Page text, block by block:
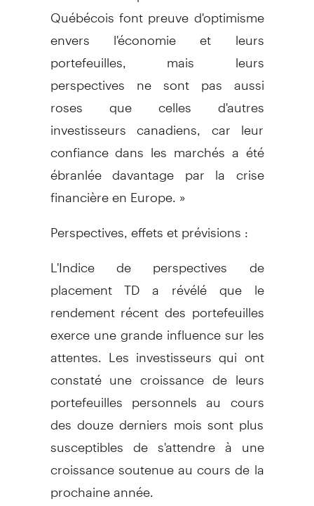
Québécois font preuve d'optimisme
envers l'économie et leurs
portefeuilles, mais leurs
perspectives ne sont pas aussi
roses que celles d'autres
investisseurs canadiens, car leur
confiance dans les marchés a été
ébranlée davantage par la crise
financière en Europe. »
Perspectives, effets et prévisions :
L'Indice de perspectives de
placement TD a révélé que le
rendement récent des portefeuilles
exerce une grande influence sur les
attentes. Les investisseurs qui ont
constaté une croissance de leurs
portefeuilles personnels au cours
des douze derniers mois sont plus
susceptibles de s'attendre à une
croissance soutenue au cours de la
prochaine année.